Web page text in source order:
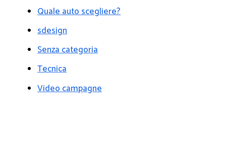
Quale auto scegliere?
sdesign
Senza categoria
Tecnica
Video campagne